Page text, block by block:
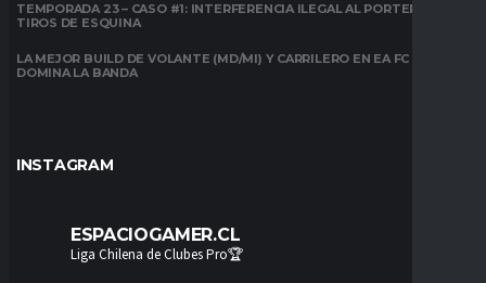
TEMPORADA 23 – CASO #1: INTERFERENCIA ILEGAL AL PORTERO EN
TIROS DE ESQUINA
LA MEJOR BUILD DE VOLANTE (MD/MI) Y CARRILERO EN EA FC 26:
DOMINA LA BANDA
INSTAGRAM
ESPACIOGAMER.CL
Liga Chilena de Clubes Pro🏆